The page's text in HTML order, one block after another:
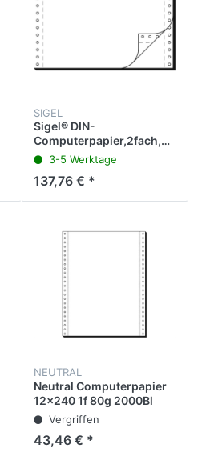
SIGEL
Sigel® DIN-
Computerpapier,2fach,6"x240
mm (A5
quer),SD,längsperfor.,2000
Sätze
3-5 Werktage
137,76 € *
NEUTRAL
Neutral Computerpapier
12x240 1f 80g 2000Bl
blanko mit LP und MP
Vergriffen
43,46 € *